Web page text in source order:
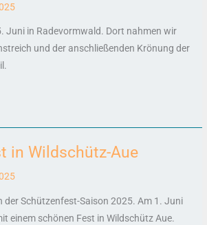
Juni in Radevormwald. Dort nahmen wir
und der anschließenden Krönung der
in Wildschütz-Aue
der Schützenfest-Saison 2025. Am 1. Juni
einem schönen Fest in Wildschütz Aue.